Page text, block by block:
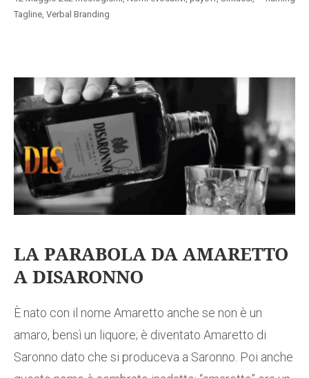
Tagline, Verbal Branding
LA PARABOLA DA AMARETTO
A DISARONNO
È nato con il nome Amaretto anche se non è un
amaro, bensì un liquore; è diventato Amaretto di
Saronno dato che si produceva a Saronno. Poi anche